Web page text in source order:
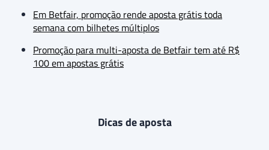
Em Betfair, promoção rende aposta grátis toda
semana com bilhetes múltiplos
Promoção para multi-aposta de Betfair tem até R$
100 em apostas grátis
Dicas de aposta